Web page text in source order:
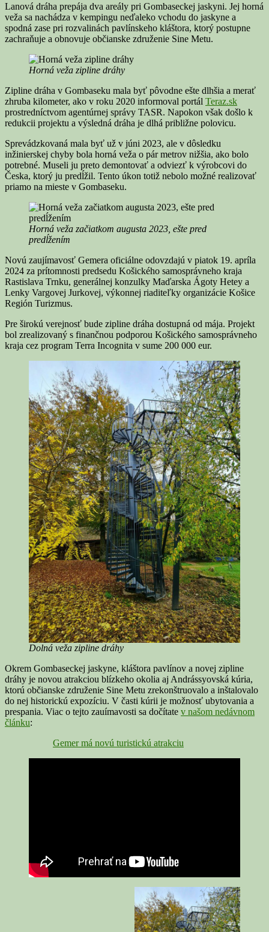
Lanová dráha prepája dva areály pri Gombaseckej jaskyni. Jej horná
veža sa nachádza v kempingu neďaleko vchodu do jaskyne a
spodná zase pri rozvalinách pavlínskeho kláštora, ktorý postupne
zachraňuje a obnovuje občianske združenie Sine Metu.
Horná veža zipline dráhy
Zipline dráha v Gombaseku mala byť pôvodne ešte dlhšia a merať
zhruba kilometer, ako v roku 2020 informoval portál Teraz.sk
prostredníctvom agentúrnej správy TASR. Napokon však došlo k
redukcii projektu a výsledná dráha je dlhá približne polovicu.
Sprevádzkovaná mala byť už v júni 2023, ale v dôsledku
inžinierskej chyby bola horná veža o pár metrov nižšia, ako bolo
potrebné. Museli ju preto demontovať a odviezť k výrobcovi do
Česka, ktorý ju predĺžil. Tento úkon totiž nebolo možné realizovať
priamo na mieste v Gombaseku.
Horná veža začiatkom augusta 2023, ešte pred
predĺžením
Novú zaujímavosť Gemera oficiálne odovzdajú v piatok 19. apríla
2024 za prítomnosti predsedu Košického samosprávneho kraja
Rastislava Trnku, generálnej konzulky Maďarska Ágoty Hetey a
Lenky Vargovej Jurkovej, výkonnej riaditeľky organizácie Košice
Región Turizmus.
Pre širokú verejnosť bude zipline dráha dostupná od mája. Projekt
bol zrealizovaný s finančnou podporou Košického samosprávneho
kraja cez program Terra Incognita v sume 200 000 eur.
Dolná veža zipline dráhy
Okrem Gombaseckej jaskyne, kláštora pavlínov a novej zipline
dráhy je novou atrakciou blízkeho okolia aj Andrássyovská kúria,
ktorú občianske združenie Sine Metu zrekonštruovalo a inštalovalo
do nej historickú expozíciu. V časti kúrii je možnosť ubytovania a
prespania. Viac o tejto zauímavosti sa dočítate v našom nedávnom
článku:
Gemer má novú turistickú atrakciu